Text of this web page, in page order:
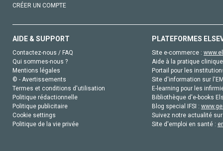
CRÉER UN COMPTE
AIDE & SUPPORT
Contactez-nous / FAQ
Qui sommes-nous ?
Mentions légales
© - Avertissements
Termes et conditions d'utilisation
Politique rédactionnelle
Politique publicitaire
Cookie settings
Politique de la vie privée
PLATEFORMES
Site e-commerce :
Aide à la pratique
Portail pour les
Site d'information sur
E-learning pour les
Bibliothèque d'e-books
Blog special IFSI :
Suivez notre actualité
Site d'emploi en santé :